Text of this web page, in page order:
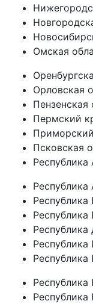
Омская
Орловская
Пензенская
Пермский
Псковская
Республика
Республика
Республика
Республика